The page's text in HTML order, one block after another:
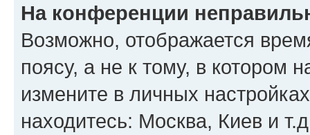
На конференции
Возможно, отображается
поясу, а не к тому, в котором
измените в личных
находитесь: Москва, Киев и